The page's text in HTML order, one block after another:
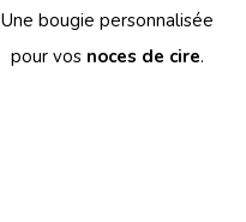
Une bougie personnalisée
pour vos noces de cire.